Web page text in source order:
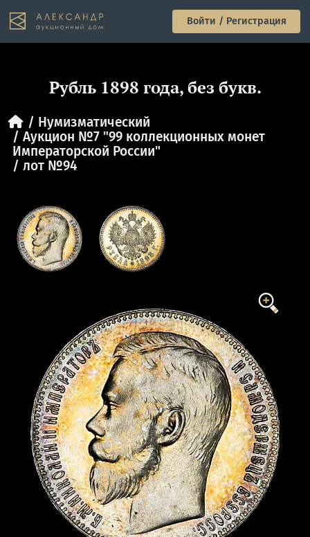
Войти / Регистрация
Рубль 1898 года, без букв.
Нумизматический
Аукцион №7 "99 коллекционных монет
Императорской России"
лот №94